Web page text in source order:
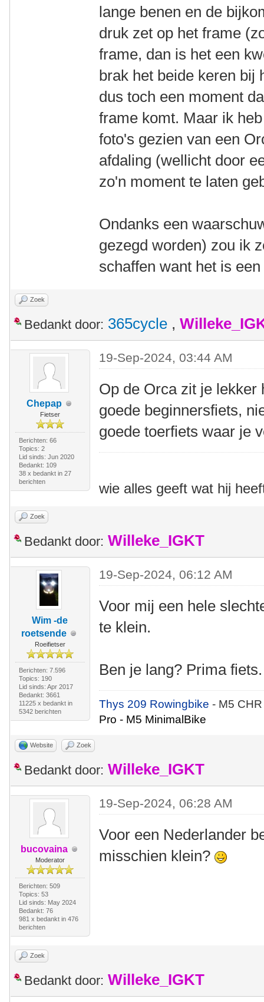
lange benen en de
druk zet op het frame
frame, dan is het een
brak het beide keren bij
dus toch een moment
frame komt. Maar ik
foto's gezien van een
afdaling (wellicht door
zo'n moment te laten
Ondanks een
gezegd worden) zou ik
schaffen want het is
Zoek
Bedankt door: 365cycle ,
Chepap
Fietser
Berichten: 66
Topics: 2
Lid sinds: Jun 2020
Bedankt: 109
38 x bedankt in 27
berichten
19-Sep-2024, 03:44 AM
Op de Orca zit je lekker
goede beginnersfiets,
goede toerfiets waar je
wie alles geeft wat hij
Zoek
Bedankt door: Willeke_IGKT
Wim -de
roetsende
Roeifietser
Berichten: 7.596
Topics: 190
Lid sinds: Apr 2017
Bedankt: 3661
11225 x bedankt in
5342 berichten
19-Sep-2024, 06:12 AM
Voor mij een hele
te klein.
Ben je lang? Prima fiets.
Thys 209 Rowingbike- M5
Pro - M5 MinimalBike
Website Zoek
Bedankt door: Willeke_IGKT
bucovaina
Moderator
Berichten: 509
Topics: 53
Lid sinds: May 2024
Bedankt: 76
981 x bedankt in 476
berichten
19-Sep-2024, 06:28 AM
Voor een Nederlander
misschien klein?
Zoek
Bedankt door: Willeke_IGKT